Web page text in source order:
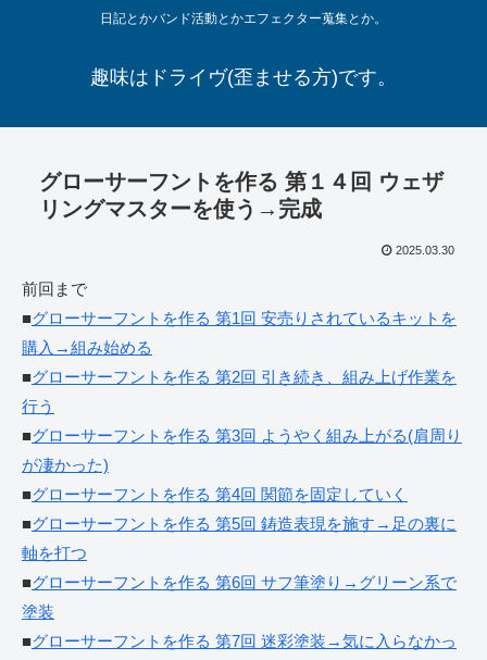
日記とかバンド活動とかエフェクター蒐集とか。
趣味はドライヴ(歪ませる方)です。
グローサーフントを作る 第１４回 ウェザ
リングマスターを使う→完成
2025.03.30
前回まで
■グローサーフントを作る 第1回 安売りされているキットを
購入→組み始める
■グローサーフントを作る 第2回 引き続き、組み上げ作業を
行う
■グローサーフントを作る 第3回 ようやく組み上がる(肩周り
が凄かった)
■グローサーフントを作る 第4回 関節を固定していく
■グローサーフントを作る 第5回 鋳造表現を施す→足の裏に
軸を打つ
■グローサーフントを作る 第6回 サフ筆塗り→グリーン系で
塗装
■グローサーフントを作る 第7回 迷彩塗装→気に入らなかっ